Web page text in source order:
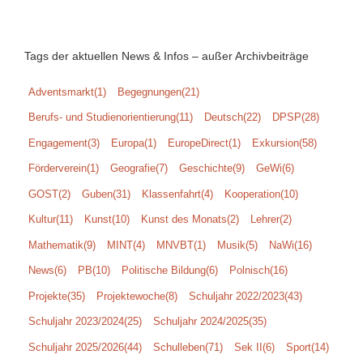
Tags der aktuellen News & Infos – außer Archivbeiträge
Adventsmarkt(1) Begegnungen(21)
Berufs- und Studienorientierung(11) Deutsch(22) DPSP(28)
Engagement(3) Europa(1) EuropeDirect(1) Exkursion(58)
Förderverein(1) Geografie(7) Geschichte(9) GeWi(6)
GOST(2) Guben(31) Klassenfahrt(4) Kooperation(10)
Kultur(11) Kunst(10) Kunst des Monats(2) Lehrer(2)
Mathematik(9) MINT(4) MNVBT(1) Musik(5) NaWi(16)
News(6) PB(10) Politische Bildung(6) Polnisch(16)
Projekte(35) Projektewoche(8) Schuljahr 2022/2023(43)
Schuljahr 2023/2024(25) Schuljahr 2024/2025(35)
Schuljahr 2025/2026(44) Schulleben(71) Sek II(6) Sport(14)